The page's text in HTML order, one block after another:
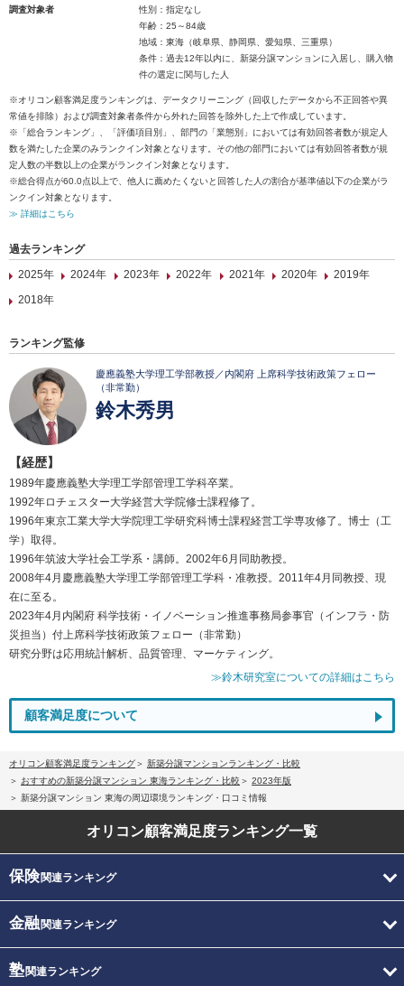
調査対象者
性別：指定なし
年齢：25～84歳
地域：東海（岐阜県、静岡県、愛知県、三重県）
条件：過去12年以内に、新築分譲マンションに入居し、購入物
件の選定に関与した人
※オリコン顧客満足度ランキングは、データクリーニング（回収したデータから不正回答や異
常値を排除）および調査対象者条件から外れた回答を除外した上で作成しています。
※「総合ランキング」、「評価項目別」、部門の「業態別」においては有効回答者数が規定人
数を満たした企業のみランクイン対象となります。その他の部門においては有効回答者数が規
定人数の半数以上の企業がランクイン対象となります。
※総合得点が60.0点以上で、他人に薦めたくないと回答した人の割合が基準値以下の企業がラ
ンクイン対象となります。
≫ 詳細はこちら
過去ランキング
2025年
2024年 2023年 2022年 2021年 2020年
2019年
2018年
ランキング監修
慶應義塾大学理工学部教授／内閣府 上席科学技術政策フェロー
（非常勤）
鈴木秀男
【経歴】
1989年慶應義塾大学理工学部管理工学科卒業。
1992年ロチェスター大学経営大学院修士課程修了。
1996年東京工業大学大学院理工学研究科博士課程経営工学専攻修了。博士（工
学）取得。
1996年筑波大学社会工学系・講師。2002年6月同助教授。
2008年4月慶應義塾大学理工学部管理工学科・准教授。2011年4月同教授、現
在に至る。
2023年4月内閣府 科学技術・イノベーション推進事務局参事官（インフラ・防
災担当）付上席科学技術政策フェロー（非常勤）
研究分野は応用統計解析、品質管理、マーケティング。
≫鈴木研究室についての詳細はこちら
顧客満足度について
オリコン顧客満足度ランキング
新築分譲マンションランキング・比較
おすすめの新築分譲マンション 東海ランキング・比較
2023年版
新築分譲マンション 東海の周辺環境ランキング・口コミ情報
オリコン顧客満足度ランキング一覧
保険関連ランキング
金融関連ランキング
塾関連ランキング